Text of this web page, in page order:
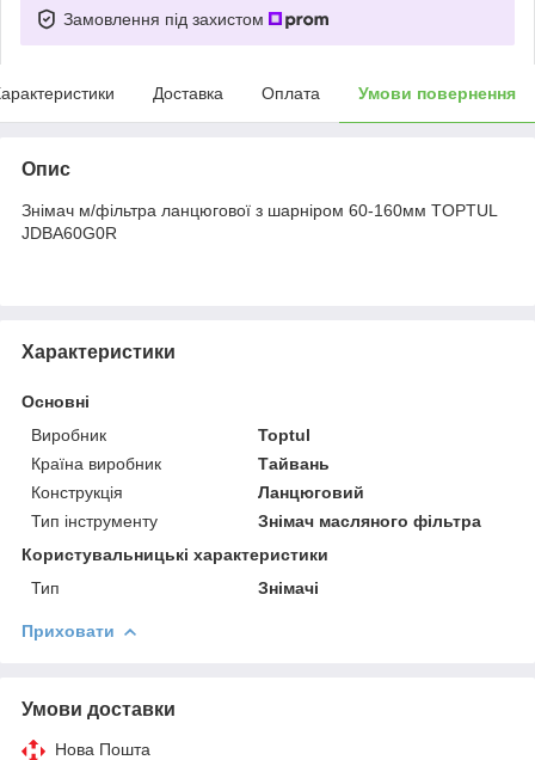
Замовлення під захистом
Доставка Оплата Умови повернення
Опис
Знімач м/фільтра ланцюгової з шарніром 60-160мм TOPTUL
JDBA60G0R
Характеристики
Основні
Виробник
Toptul
Країна виробник
Тайвань
Конструкція
Ланцюговий
Тип інструменту
Знімач масляного фільтра
Користувальницькі характеристики
Тип
Знімачі
Приховати
Умови доставки
Нова Пошта